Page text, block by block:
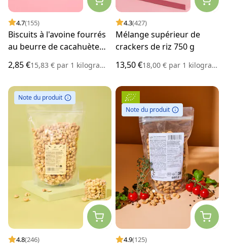
4.7(155)
Biscuits à l'avoine fourrés
au beurre de cacahuète
2,85 €15,83 € par 1 kilogramme
4.3(427)
Mélange supérieur de
crackers de riz 750 g
13,50 €18,00 € par 1 kilogramme
Note du produit
4.8(246)
Note du produit
4.9(125)